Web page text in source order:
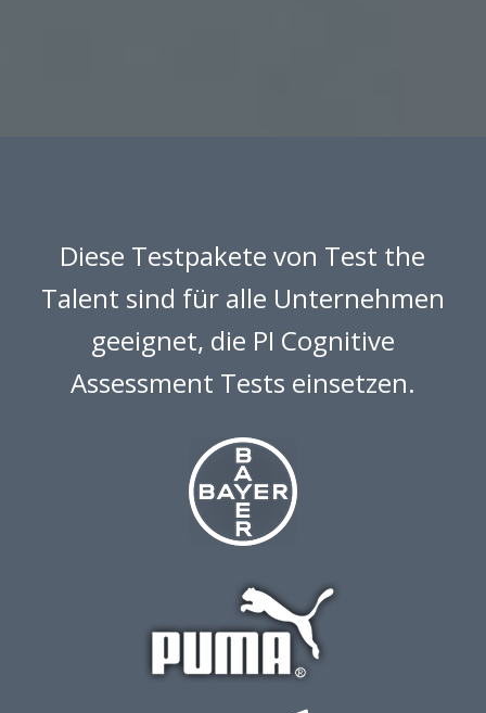
Diese Testpakete von Test the
Talent sind für alle Unternehmen
geeignet, die PI Cognitive
Assessment Tests einsetzen.